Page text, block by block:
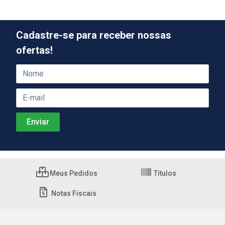
Cadastre-se para receber nossas
ofertas!
Meus Pedidos Títulos
Notas Fiscais